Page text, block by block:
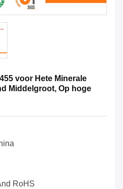
voor Hete Minerale
Middelgroot, Op hoge
RoHS